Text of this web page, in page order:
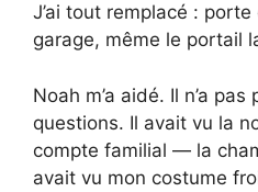
J’ai tout remplacé :
garage, même le portail
Noah m’a aidé. Il n’a
questions. Il avait vu la
compte familial — la
avait vu mon costume